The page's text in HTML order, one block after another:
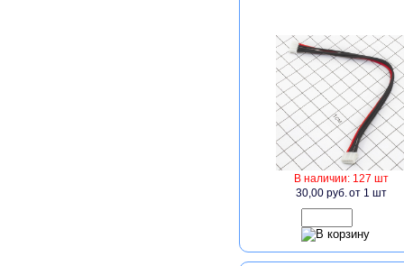
В наличии: 127 шт
30,00 руб.от 1 шт